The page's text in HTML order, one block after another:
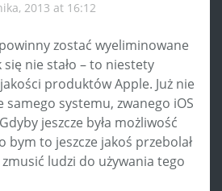
2013 at 16:12
zostać wyeliminowane
się nie stało – to niestety
produktów Apple. Już nie
samego systemu, zwanego iOS
jeszcze była możliwość
bym to jeszcze jakoś przebolał
zmusić ludzi do używania tego